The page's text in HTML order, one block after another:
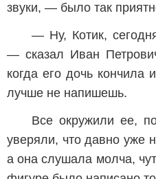
звуки, — было так
— Ну, Котик,
— сказал Иван
когда его дочь
лучше не напишешь.
Все окружили ее,
уверяли, что давно уже
а она слушала молча,